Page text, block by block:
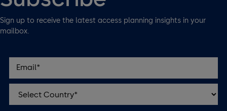
Sign up to receive the latest access planning insights in your
mailbox.